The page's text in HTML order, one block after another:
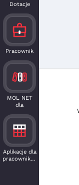
Dotacje
Pracownik
MOL NET
dla
Aplikacje dla
pracowników